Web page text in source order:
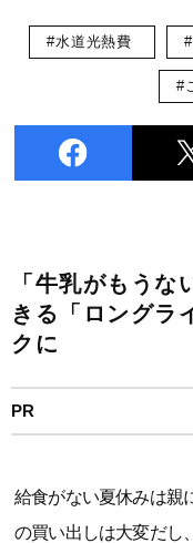
#水道光熱費
#
「牛乳がもう
きる「ロングラ
クに
PR
給食がない夏休みは親
の買い出しは大変だし